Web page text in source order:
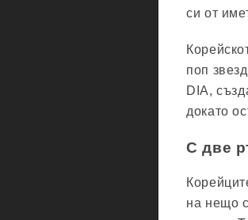
си от
поп
DIA,
докато
С две
на нещо